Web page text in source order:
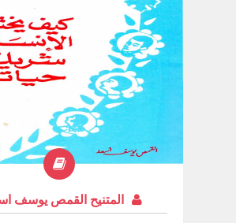
المتنيح القمص يوسف